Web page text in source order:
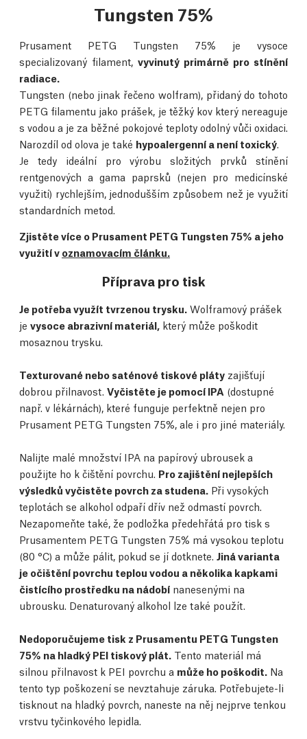
Tungsten 75%
Prusament PETG Tungsten 75% je vysoce
specializovaný filament, vyvinutý primárně pro stínění
radiace.
Tungsten (nebo jinak řečeno wolfram), přidaný do tohoto
PETG filamentu jako prášek, je těžký kov který nereaguje
s vodou a je za běžné pokojové teploty odolný vůči oxidaci.
Narozdíl od olova je také hypoalergenní a není toxický.
Je tedy ideální pro výrobu složitých prvků stínění
rentgenových a gama paprsků (nejen pro medicínské
využití) rychlejším, jednodušším způsobem než je využití
standardních metod.
Zjistěte více o Prusament PETG Tungsten 75% a jeho
využití v oznamovacím článku.
Příprava pro tisk
Je potřeba využít tvrzenou trysku. Wolframový prášek
je vysoce abrazivní materiál, který může poškodit
mosaznou trysku.
Texturované nebo saténové tiskové pláty zajišťují
dobrou přilnavost. Vyčistěte je pomocí IPA (dostupné
např. v lékárnách), které funguje perfektně nejen pro
Prusament PETG Tungsten 75%, ale i pro jiné materiály.
Nalijte malé množství IPA na papírový ubrousek a
použijte ho k čištění povrchu. Pro zajištění nejlepších
výsledků vyčistěte povrch za studena. Při vysokých
teplotách se alkohol odpaří dřív než odmastí povrch.
Nezapomeňte také, že podložka předehřátá pro tisk s
Prusamentem PETG Tungsten 75% má vysokou teplotu
(80 °C) a může pálit, pokud se jí dotknete. Jiná varianta
je očištění povrchu teplou vodou a několika kapkami
čistícího prostředku na nádobí nanesenými na
ubrousku. Denaturovaný alkohol lze také použít.
Nedoporučujeme tisk z Prusamentu PETG Tungsten
75% na hladký PEI tiskový plát. Tento materiál má
silnou přilnavost k PEI povrchu a může ho poškodit. Na
tento typ poškození se nevztahuje záruka. Potřebujete-li
tisknout na hladký povrch, naneste na něj nejprve tenkou
vrstvu tyčinkového lepidla.